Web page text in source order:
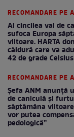
RECOMANDARE PE
Al cincilea val de
sufoca Europa
viitoare. HARTA
căldură care va
42 de grade Celsius
RECOMANDARE PE
Șefa ANM anunță
de caniculă și
săptămâna
vor putea
pedologică”